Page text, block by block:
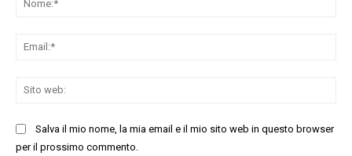
Salva il mio nome, la mia email e il mio sito web in questo browser
per il prossimo commento.